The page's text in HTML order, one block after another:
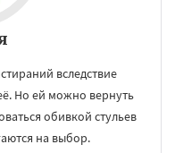
вследствие
Но ей можно вернуть
обивкой стульев
на выбор.